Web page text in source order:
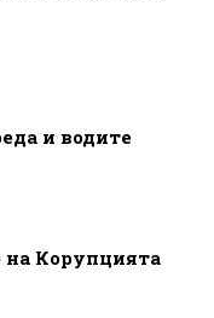
и водите
на Корупцията